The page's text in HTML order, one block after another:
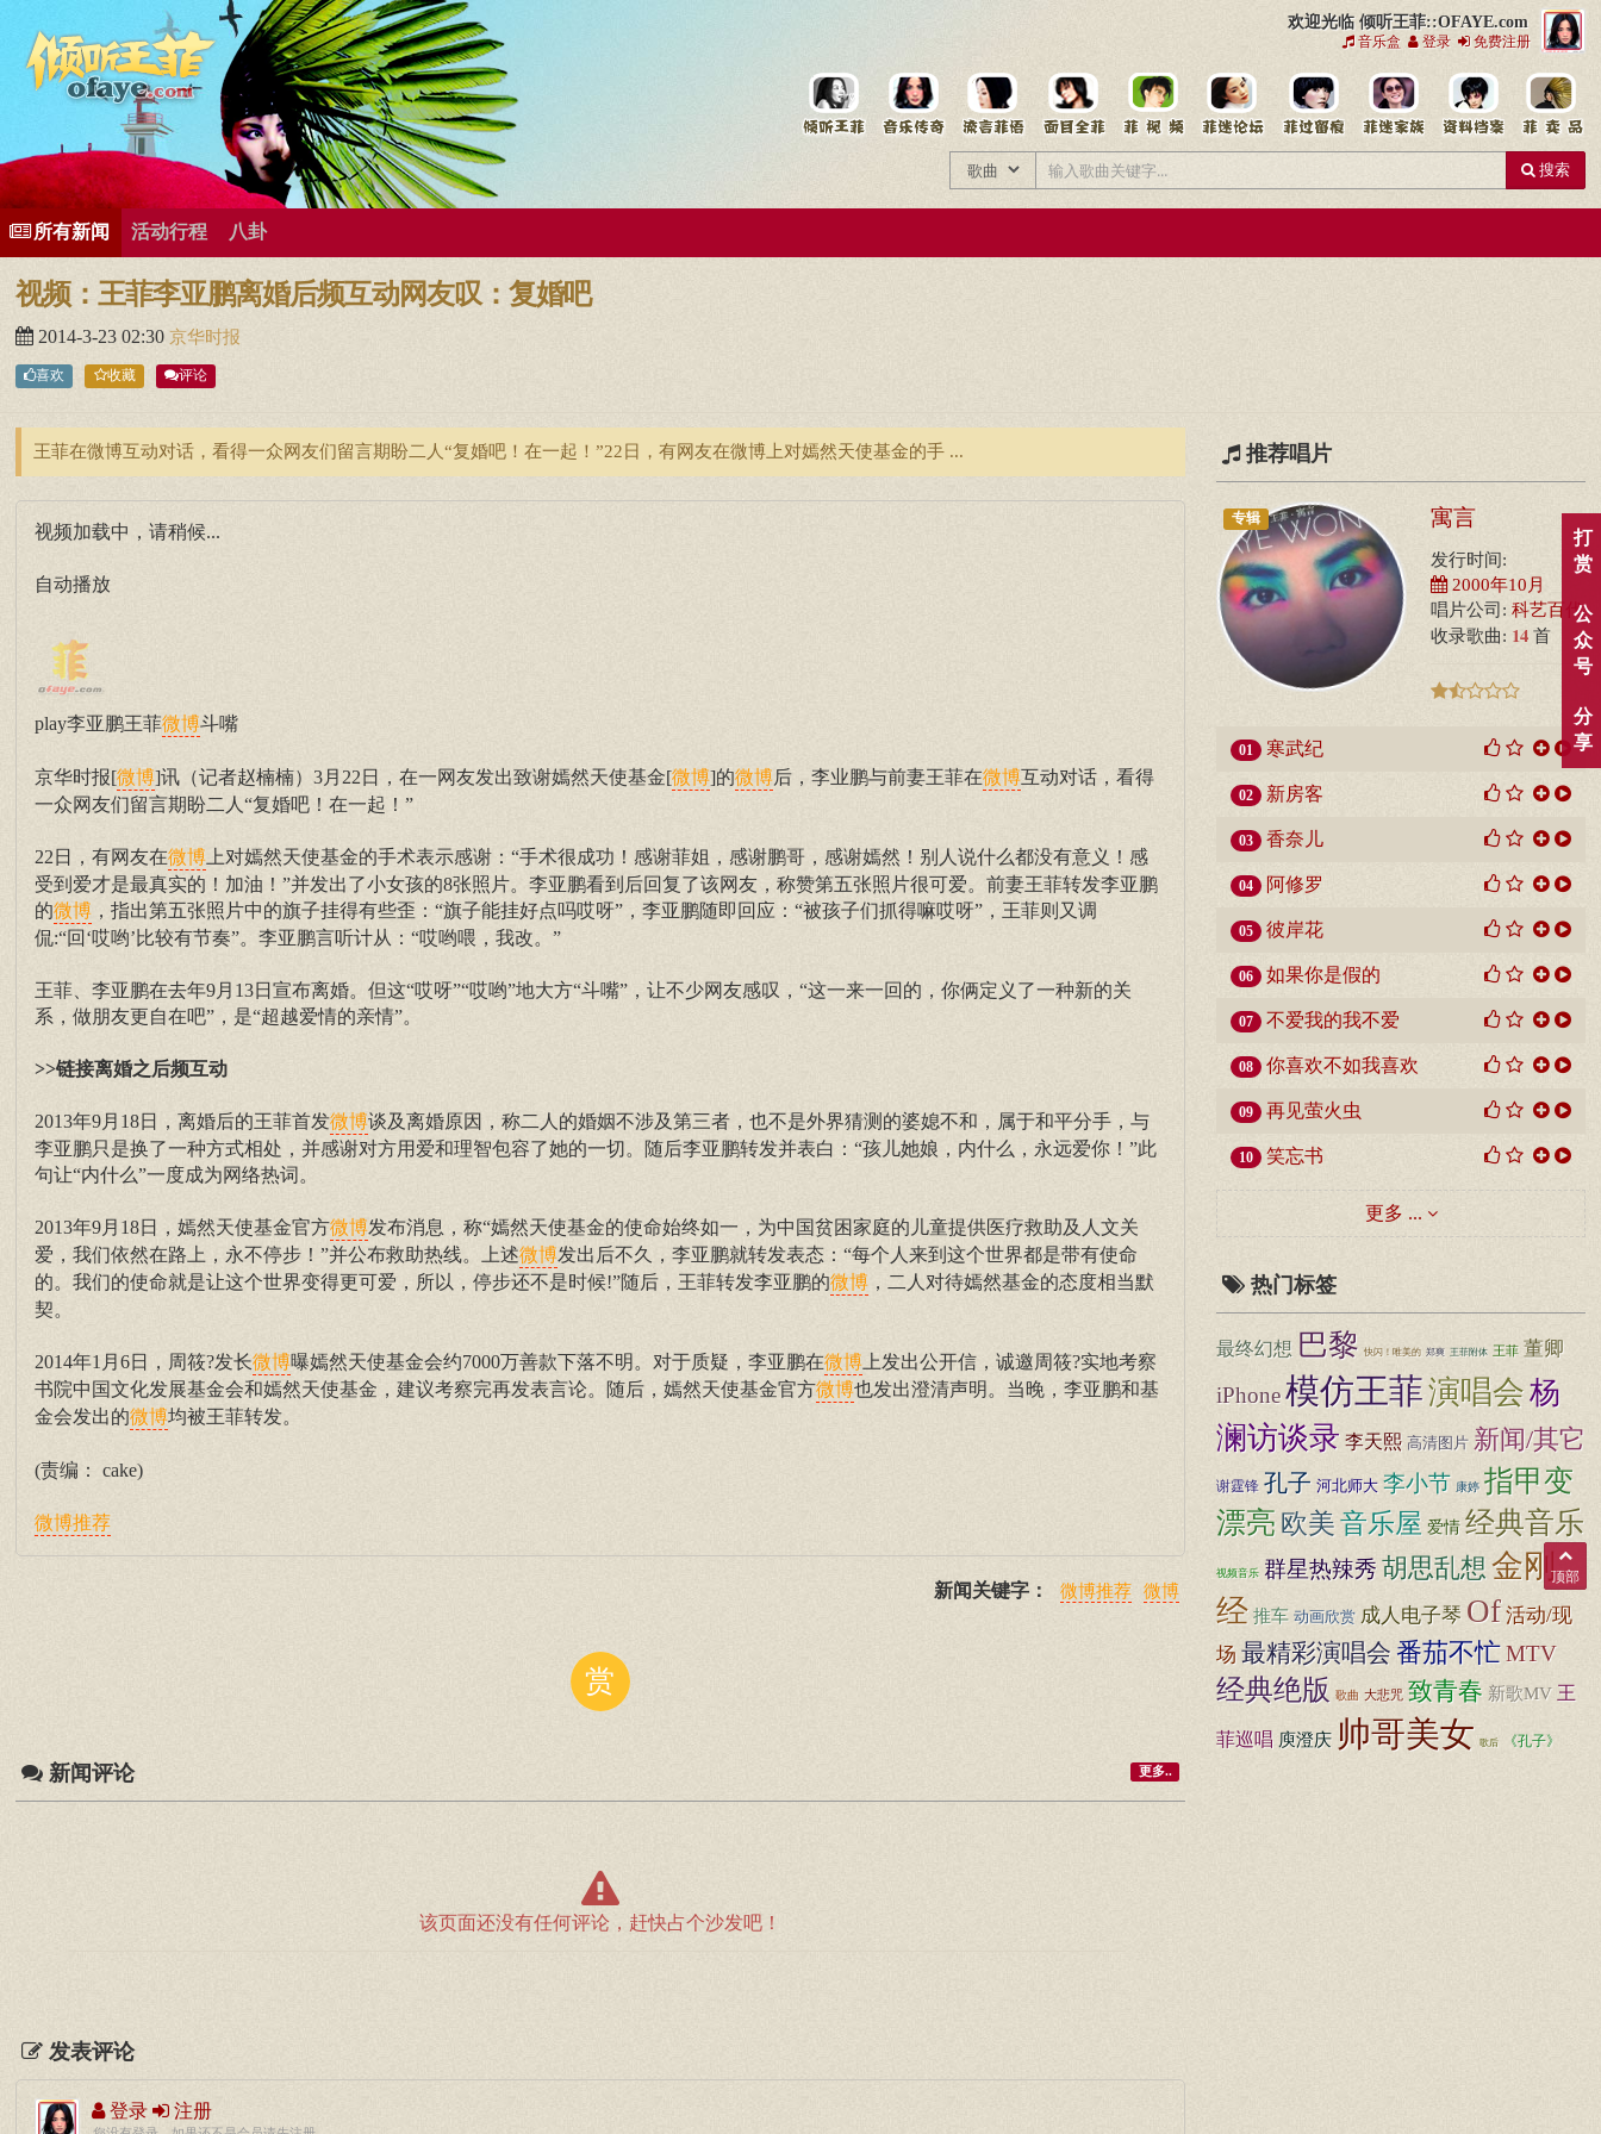
欢迎光临 倾听王菲::OFAYE.com
音乐盒 登录 免费注册
有歌曲专辑
王菲新闻王菲的精美图片王菲精彩视频王菲论坛给王菲留言用户中心王菲资料档案
搜索
所有新闻 活动行程 八卦
视频：王菲李亚鹏离婚后频互动网友叹：复婚吧
2014-3-23 02:30 京华时报
喜欢 收藏 评论
王菲在微博互动对话，看得一众网友们留言期盼二人“复婚吧！在一起！”22日，有网友在微博上对嫣然天使基金的手 ...
视频加载中，请稍候...
自动播放
play李亚鹏王菲微博斗嘴
京华时报[微博]讯（记者赵楠楠）3月22日，在一网友发出致谢嫣然天使基金[微博]的微博后，李业鹏与前妻王菲在微博互动对话，看得
一众网友们留言期盼二人“复婚吧！在一起！”
22日，有网友在微博 上对嫣然天使基金的手术表示感谢：“手术很成功！感谢菲姐，感谢鹏哥，感谢嫣然！别人说什么都没有意义！感
受到爱才是最真实的！加油！”并发出了小女孩的8张照片。李亚鹏看到后回复了该网友，称赞第五张照片很可爱。前妻王菲转发李亚鹏
的微博 ，指出第五张照片中的旗子挂得有些歪：“旗子能挂好点吗哎呀”，李亚鹏随即回应：“被孩子们抓得嘛哎呀”，王菲则又调
侃:“回‘哎哟’比较有节奏”。李亚鹏言听计从：“哎哟喂，我改。”
王菲、李亚鹏在去年9月13日宣布离婚。但这“哎呀”“哎哟”地大方“斗嘴”，让不少网友感叹，“这一来一回的，你俩定义了一种新的关
系，做朋友更自在吧”，是“超越爱情的亲情”。
>>链接离婚之后频互动
2013年9月18日，离婚后的王菲首发微博谈及离婚原因，称二人的婚姻不涉及第三者，也不是外界猜测的婆媳不和，属于和平分手，与
李亚鹏只是换了一种方式相处，并感谢对方用爱和理智包容了她的一切。随后李亚鹏转发并表白：“孩儿她娘，内什么，永远爱你！”此
句让“内什么”一度成为网络热词。
2013年9月18日，嫣然天使基金官方微博发布消息，称“嫣然天使基金的使命始终如一，为中国贫困家庭的儿童提供医疗救助及人文关
爱，我们依然在路上，永不停步！”并公布救助热线。上述微博发出后不久，李亚鹏就转发表态：“每个人来到这个世界都是带有使命
的。我们的使命就是让这个世界变得更可爱，所以，停步还不是时候!”随后，王菲转发李亚鹏的微博 ，二人对待嫣然基金的态度相当默
契。
2014年1月6日，周筱?发长微博曝嫣然天使基金会约7000万善款下落不明。对于质疑，李亚鹏在微博 上发出公开信，诚邀周筱?实地考察
书院中国文化发展基金会和嫣然天使基金，建议考察完再发表言论。随后，嫣然天使基金官方微博也发出澄清声明。当晚，李亚鹏和基
金会发出的微博均被王菲转发。
(责编： cake)
微博推荐
新闻关键字： 微博推荐 微博
赏
新闻评论 更多..
该页面还没有任何评论，赶快占个沙发吧！
发表评论
登录 注册
推荐唱片
专辑 寓言
发行时间:
2000年10月
唱片公司: 科艺百代
收录歌曲: 14 首
01 寒武纪
02 新房客
03 香奈儿
04 阿修罗
05 彼岸花
06 如果你是假的
07 不爱我的我不爱
08 你喜欢不如我喜欢
09 再见萤火虫
10 笑忘书
更多 ...
热门标签
最终幻想 巴黎 快闪！唯美的 郑爽 王菲附体 王菲 董卿
iPhone模仿王菲演唱会杨
澜访谈录 李天熙 高清图片 新闻/其它
谢霆锋 孔子 河北师大 李小节 康婷 指甲变
漂亮 欧美音乐屋 爱情 经典音乐
视频音乐 群星热辣秀胡思乱想 金刚
经 推车 动画欣赏 成人电子琴 Of 活动/现
场 最精彩演唱会 番茄不忙MTV
经典绝版 歌曲 大悲咒 致青春 新歌MV 王
菲巡唱 庾澄庆 帅哥美女 歌后 《孔子》
打
赏
公
众
号
分
享
顶部